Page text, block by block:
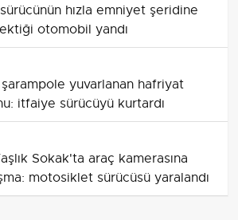
hızla emniyet şeridine
otomobil yandı
şarampole yuvarlanan hafriyat
itfaiye sürücüyü kurtardı
Sokak'ta araç kamerasına
motosiklet sürücüsü yaralandı